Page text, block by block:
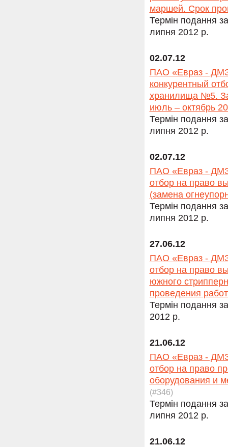
маршей. Срок
Термін подання
липня 2012 р.
02.07.12
ПАО «Евраз - ДМЗ
конкурентный
хранилища №5.
июль – октябрь
Термін подання
липня 2012 р.
02.07.12
ПАО «Евраз - ДМЗ
отбор на право
(замена
Термін подання
липня 2012 р.
27.06.12
ПАО «Евраз - ДМЗ
отбор на право
южного
проведения
Термін подання
2012 р.
21.06.12
ПАО «Евраз - ДМЗ
отбор на право
оборудования и
(#346)
Термін подання
липня 2012 р.
21.06.12